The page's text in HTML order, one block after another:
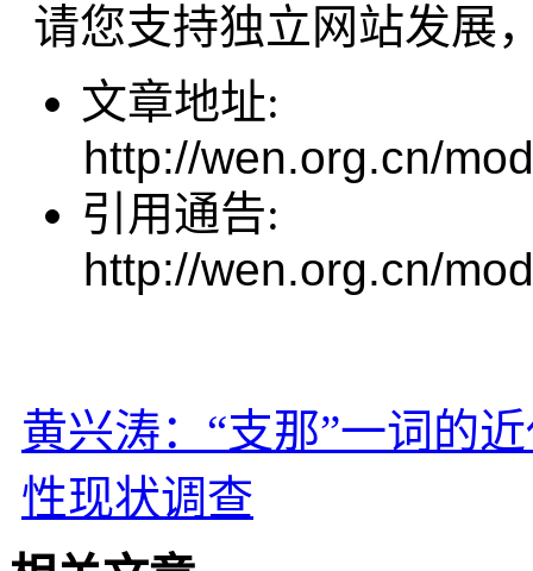
请您支持独立网站发展
文章地址:
http://wen.org.cn/
引用通告:
http://wen.org.cn/
黄兴涛：“支那”一词的
性现状调查